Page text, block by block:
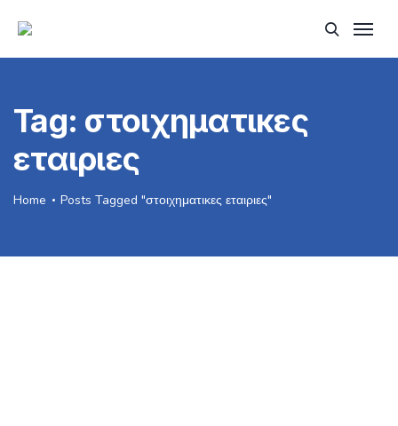
Tag: στοιχηματικες
εταιριες
Home Posts Tagged "στοιχηματικες εταιριες"